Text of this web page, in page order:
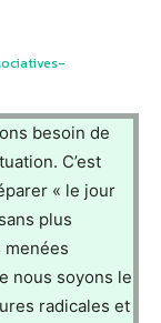
besoin de
C’est
« le jour
plus
nous soyons le
radicales et